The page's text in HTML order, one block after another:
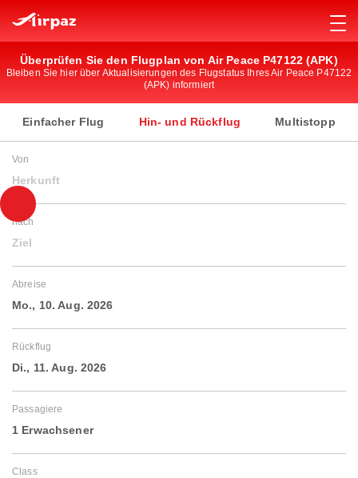
Überprüfen Sie den Flugplan von Air Peace P47122 (APK)
Bleiben Sie hier über Aktualisierungen des Flugstatus Ihres Air Peace P47122
(APK) informiert
Einfacher Flug Hin- und Rückflug Multistopp
Von
Herkunft
nach
Ziel
Abreise
Mo., 10. Aug. 2026
Rückflug
Di., 11. Aug. 2026
Passagiere
1 Erwachsener
Class